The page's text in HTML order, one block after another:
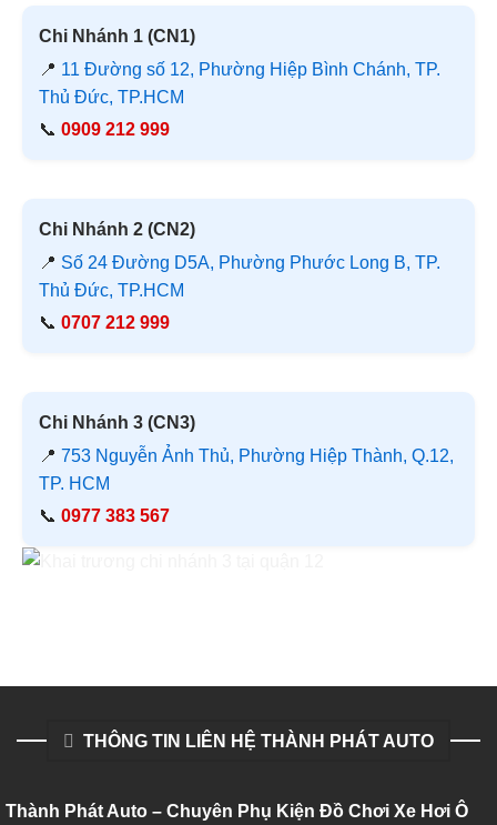
Chi Nhánh 1 (CN1)
📍 11 Đường số 12, Phường Hiệp Bình Chánh, TP.
Thủ Đức, TP.HCM
📞 0909 212 999
Chi Nhánh 2 (CN2)
📍 Số 24 Đường D5A, Phường Phước Long B, TP.
Thủ Đức, TP.HCM
📞 0707 212 999
Chi Nhánh 3 (CN3)
📍 753 Nguyễn Ảnh Thủ, Phường Hiệp Thành, Q.12,
TP. HCM
📞 0977 383 567
THÔNG TIN LIÊN HỆ THÀNH PHÁT AUTO
Thành Phát Auto – Chuyên Phụ Kiện Đồ Chơi Xe Hơi Ô